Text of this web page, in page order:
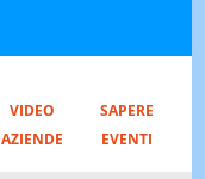
VIDEO
SAPERE
AZIENDE EVENTI